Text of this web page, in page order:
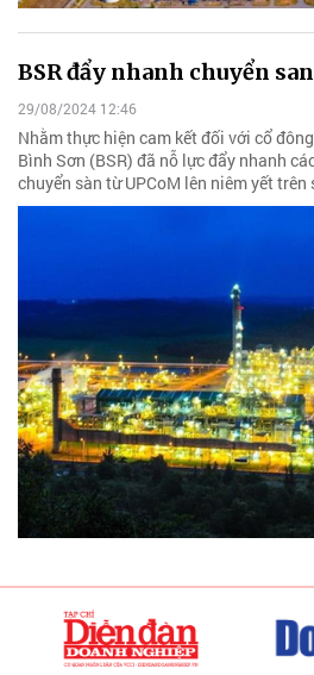
BSR đẩy nhanh chuyển
29/08/2024 12:46
Nhằm thực hiện cam kết đối với cổ
Bình Sơn (BSR) đã nỗ lực đẩy nhanh
chuyển sàn từ UPCoM lên niêm yết trên